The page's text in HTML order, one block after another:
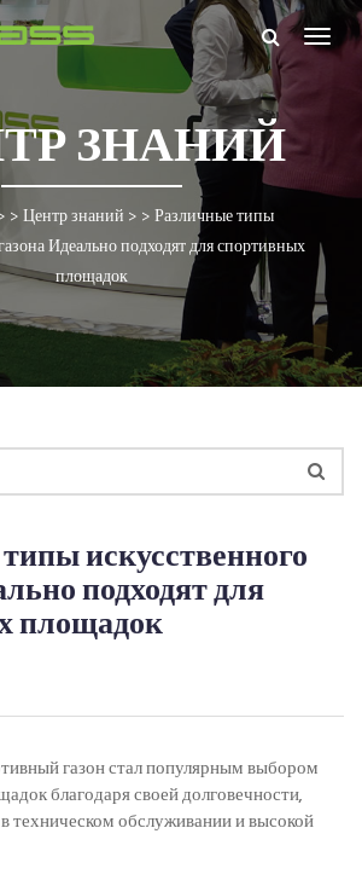
ЗНАНИЙ
> Центр знаний > > Различные типы
Идеально подходят для спортивных
площадок
искусственного
подходят для
площадок
газон стал популярным выбором
благодаря своей долговечности,
техническом обслуживании и высокой